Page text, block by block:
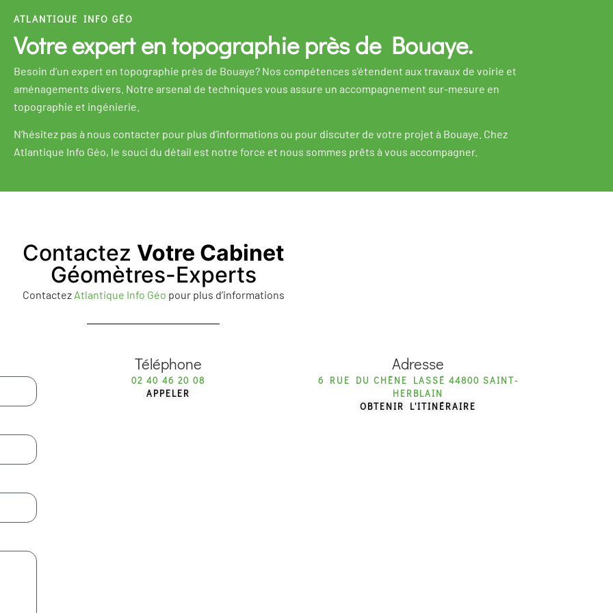
ATLANTIQUE INFO GÉO
Votre expert en topographie près de Bouaye.
Besoin d’un expert en topographie près de Bouaye? Nos compétences s’étendent aux travaux de voirie et
aménagements divers. Notre arsenal de techniques vous assure un accompagnement sur-mesure en
topographie et ingénierie.
N’hésitez pas à nous contacter pour plus d’informations ou pour discuter de votre projet à Bouaye. Chez
Atlantique Info Géo, le souci du détail est notre force et nous sommes prêts à vous accompagner.
Contactez Votre Cabinet
Géomètres-Experts
Contactez Atlantique Info Géo pour plus d’informations
Téléphone
02 40 46 20 08
APPELER
Adresse
6 RUE DU CHÊNE LASSÉ 44800 SAINT-
HERBLAIN
OBTENIR L'ITINÉRAIRE